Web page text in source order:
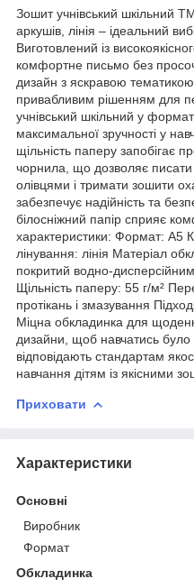
Зошит учнівський шкільний
аркушів, лінія – ідеальний
Виготовлений із
комфортне письмо без
дизайн з яскравою
привабливим рішенням для
учнівський шкільний у
максимальної зручності у
щільність паперу запобігає
чорнила, що дозволяє
олівцями і тримати зошити
забезпечує надійність та
білосніжний папір сприяє
характеристики: Формат: А5
лінування: лінія Матеріал
покритий водно-
Щільність паперу: 55 г/м²
протікань і змазування
Міцна обкладинка для
дизайни, щоб навчатись було
відповідають стандартам
навчання дітям із якісними
Приховати
Характеристики
Основні
Виробник
Формат
Обкладинка